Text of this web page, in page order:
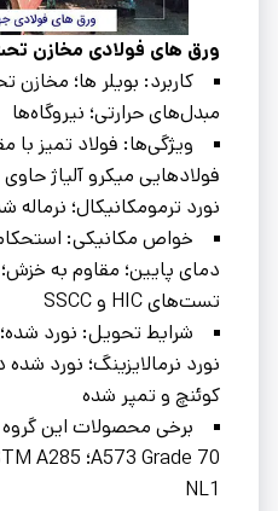
ورق ‌های فولادی مخازن
کاربرد: بویلر ها؛ مخازن
مبدل‌های حرارتی؛ نیروگاه‌ها
ویژگی‌ها: فولاد تمیز با
فولادهایی میکرو آلیاژ حاوی
نورد ترمومکانیکال؛
خواص مکانیکی:
دمای پایین؛ مقاوم به
تست‌های HIC و SSCC
شرایط تحویل: نورد
نورد نرمالایزینگ؛ نورد
کوئنچ و تمپر شده
NL1